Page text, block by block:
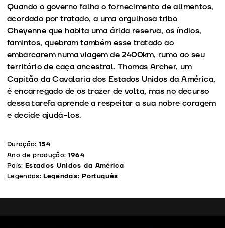
Quando o governo falha o fornecimento de alimentos,
acordado por tratado, a uma orgulhosa tribo
Cheyenne que habita uma árida reserva, os índios,
famintos, quebram também esse tratado ao
embarcarem numa viagem de 2400km, rumo ao seu
território de caça ancestral. Thomas Archer, um
Capitão da Cavalaria dos Estados Unidos da América,
é encarregado de os trazer de volta, mas no decurso
dessa tarefa aprende a respeitar a sua nobre coragem
e decide ajudá-los.
Duração: 154
Ano de produção: 1964
País: Estados Unidos da América
Legendas:Legendas: Português